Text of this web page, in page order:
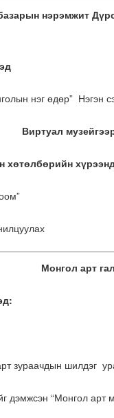
нэрэмжит
нэг өдөр” Нэгэн
Виртуал
хөтөлбөрийн
Монгол арт
зураачдын шилдэг
дэмжсэн “Монгол арт